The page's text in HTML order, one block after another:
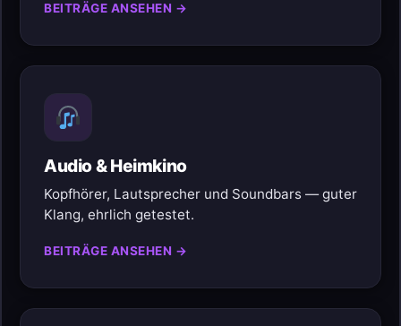
BEITRÄGE ANSEHEN →
Audio & Heimkino
Kopfhörer, Lautsprecher und Soundbars — guter
Klang, ehrlich getestet.
BEITRÄGE ANSEHEN →